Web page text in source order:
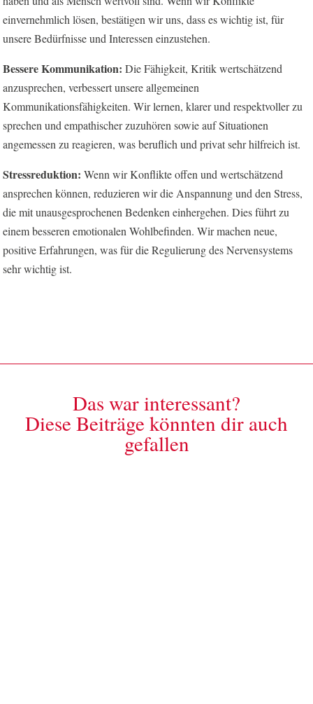
einvernehmlich lösen, bestätigen wir uns, dass es wichtig ist, für
unsere Bedürfnisse und Interessen einzustehen.
Bessere Kommunikation: Die Fähigkeit, Kritik wertschätzend
anzusprechen, verbessert unsere allgemeinen
Kommunikationsfähigkeiten. Wir lernen, klarer und respektvoller zu
sprechen und empathischer zuzuhören sowie auf Situationen
angemessen zu reagieren, was beruflich und privat sehr hilfreich ist.
Stressreduktion: Wenn wir Konflikte offen und wertschätzend
ansprechen können, reduzieren wir die Anspannung und den Stress,
die mit unausgesprochenen Bedenken einhergehen. Dies führt zu
einem besseren emotionalen Wohlbefinden. Wir machen neue,
positive Erfahrungen, was für die Regulierung des Nervensystems
sehr wichtig ist.
Das war interessant?
Diese Beiträge könnten dir auch
gefallen